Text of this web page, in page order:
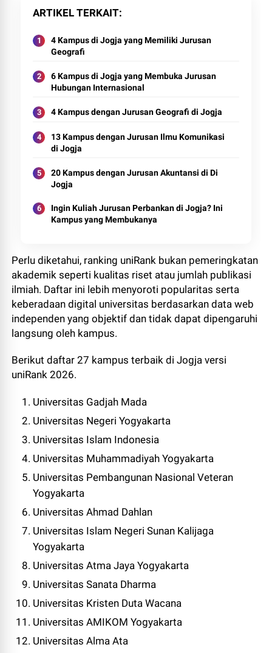
ARTIKEL TERKAIT
4 Kampus di Jogja yang Memiliki Jurusan
Geografi
6 Kampus di Jogja yang Membuka Jurusan
Hubungan Internasional
4 Kampus dengan Jurusan Geografi di Jogja
13 Kampus dengan Jurusan Ilmu Komunikasi
di Jogja
20 Kampus dengan Jurusan Akuntansi di Di
Jogja
Ingin Kuliah Jurusan Perbankan di Jogja? Ini
Kampus yang Membukanya
Perlu diketahui, ranking uniRank bukan pemeringkatan
akademik seperti kualitas riset atau jumlah publikasi
ilmiah. Daftar ini lebih menyoroti popularitas serta
keberadaan digital universitas berdasarkan data web
independen yang objektif dan tidak dapat dipengaruhi
langsung oleh kampus.
Berikut daftar 27 kampus terbaik di Jogja versi
uniRank 2026.
Universitas Gadjah Mada
Universitas Negeri Yogyakarta
Universitas Islam Indonesia
Universitas Muhammadiyah Yogyakarta
Universitas Pembangunan Nasional Veteran
Yogyakarta
Universitas Ahmad Dahlan
Universitas Islam Negeri Sunan Kalijaga
Yogyakarta
Universitas Atma Jaya Yogyakarta
Universitas Sanata Dharma
Universitas Kristen Duta Wacana
Universitas AMIKOM Yogyakarta
Universitas Alma Ata